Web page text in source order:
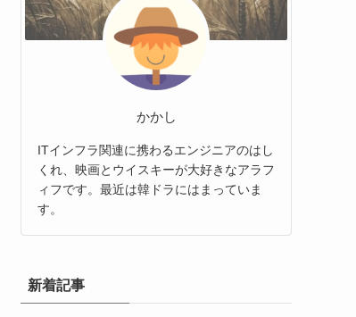
かかし
ITインフラ関連に携わるエンジニアのはし
くれ、映画とウイスキーが大好きなアラフ
ィフです。最近は韓ドラにはまっていま
す。
新着記事